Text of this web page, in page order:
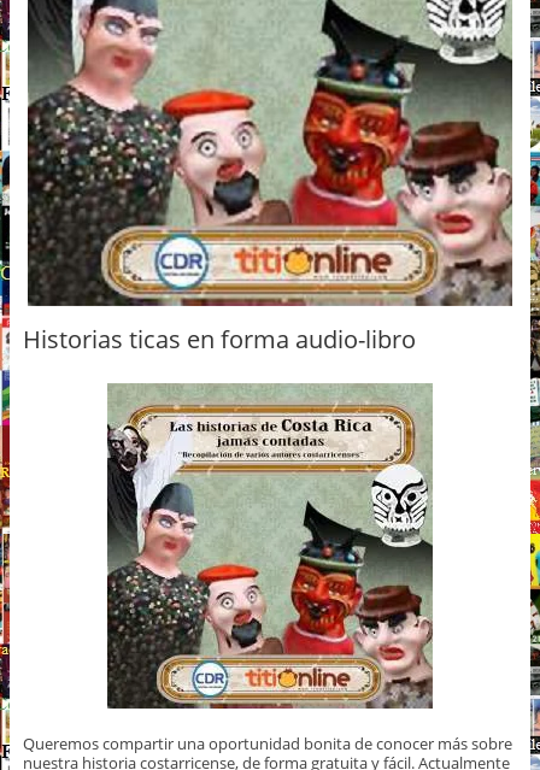
Historias ticas en forma audio-libro
Queremos compartir una oportunidad bonita de conocer más sobre
nuestra historia costarricense, de forma gratuita y fácil. Actualmente